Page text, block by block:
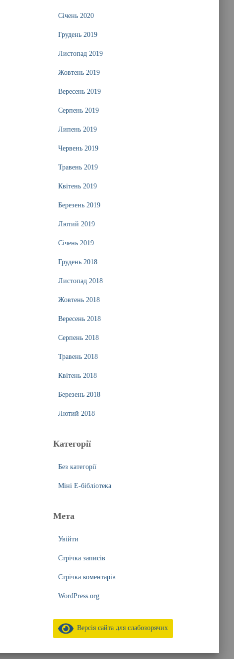
Січень 2020
Грудень 2019
Листопад 2019
Жовтень 2019
Вересень 2019
Серпень 2019
Липень 2019
Червень 2019
Травень 2019
Квітень 2019
Березень 2019
Лютий 2019
Січень 2019
Грудень 2018
Листопад 2018
Жовтень 2018
Вересень 2018
Серпень 2018
Травень 2018
Квітень 2018
Березень 2018
Лютий 2018
Категорії
Без категорії
Міні Е-бібліотека
Мета
Увійти
Стрічка записів
Стрічка коментарів
WordPress.org
Версія сайта для слабозорячих